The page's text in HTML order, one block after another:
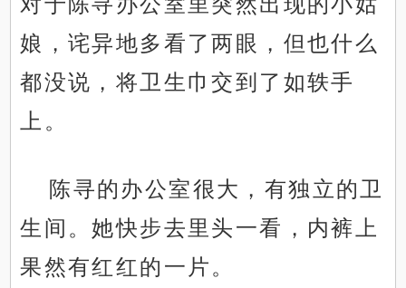
娘，诧异地多看了两眼，但也什么
都没说，将卫生巾交到了如轶手
上。
陈寻的办公室很大，有独立的卫
生间。她快步去里头一看，内裤上
果然有红红的一片。